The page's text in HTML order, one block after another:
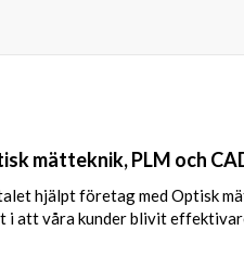
mätteknik, PLM och
hjälpt företag med Optisk
i att våra kunder blivit